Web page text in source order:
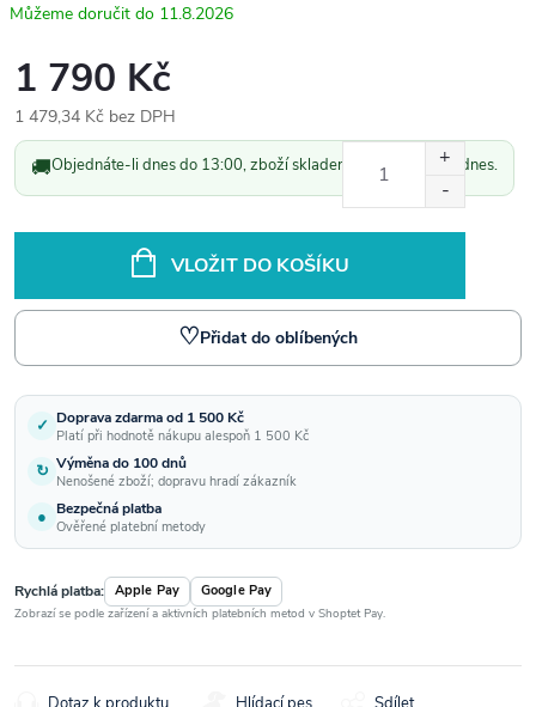
11.8.2026
1 790 Kč
1 479,34 Kč bez DPH
Měrná
cena:
🚚Objednáte-li dnes do 13:00, zboží skladem odešleme ještě dnes.
VLOŽIT DO KOŠÍKU
♡Přidat do oblíbených
✓ Doprava zdarma od 1 500 Kč
Platí při hodnotě nákupu alespoň 1 500 Kč
↻ Výměna do 100 dnů
Nenošené zboží; dopravu hradí zákazník
● Bezpečná platba
Ověřené platební metody
Rychlá platba: Apple Pay Google Pay
Zobrazí se podle zařízení a aktivních platebních metod v Shoptet Pay.